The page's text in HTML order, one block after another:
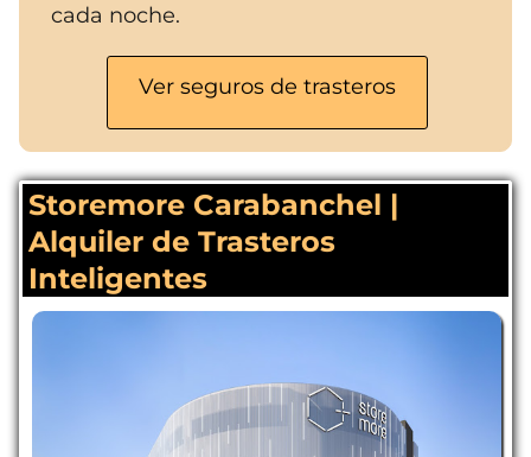
cada noche.
Ver seguros de trasteros
Storemore Carabanchel |
Alquiler de Trasteros
Inteligentes